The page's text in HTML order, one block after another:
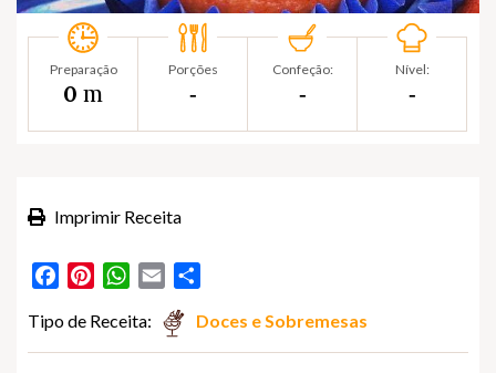
Preparação
0 m
Porções
‐
Confeção:
‐
Nível:
‐
Imprimir Receita
FacebookPinterestWhatsApp
Email
Tipo de Receita: Doces e Sobremesas